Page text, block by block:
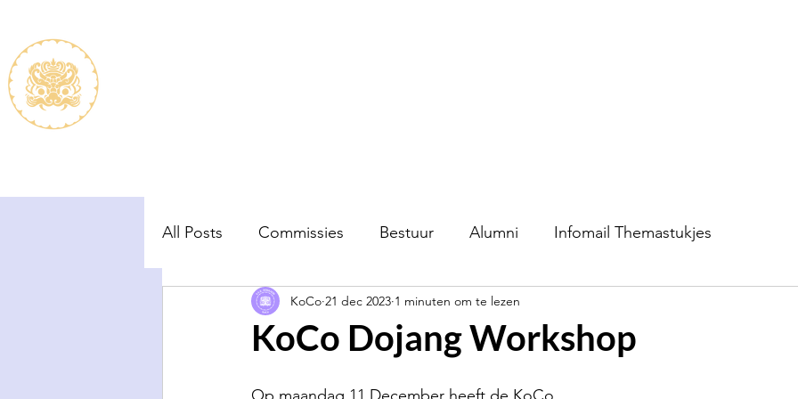
All Posts Commissies Bestuur Alumni Infomail Themastukjes
KoCo Dojang Workshop
KoCo 21 dec 2023 1 minuten om te lezen